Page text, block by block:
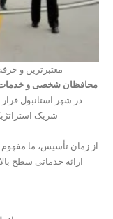
معتبرترین و
محافظان شخصی و
در شهر استانبول قرار
شریک
از زمان تأسیس، ما
ارائه خدماتی سطح